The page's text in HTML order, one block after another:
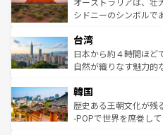
しみながら、その多様
ならではの贅沢な旅のスタイルだ。 な
情報はコンテンツ一覧
おすすめ。エメラルド
れるおもてなしの心で
人々、おいしいローカ
ク、伝統的なフラダン
ワイを、存分に味わってほしい。 なお、
はコンテンツ一覧を参
シドニーのシンボルで
リアリーフや大陸中央
ク）、タスマニアの美
ど、見どころがたくさ
いる。アクティビティ
ビング、ハイキングな
い。オーストラリアの
台湾
日本から約４時間ほど
自然が織りなす魅力的
ン）、静ひつな山岳地
と山間の静けさが共存
驚きをもたらしてくれ
韓国
歴史ある王朝文化が残
-POPで世界を席巻し